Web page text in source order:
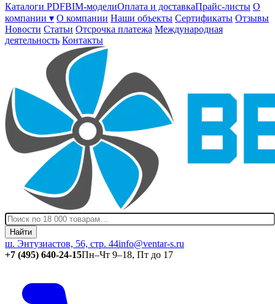
Каталоги PDFBIM-моделиОплата и доставкаПрайс-листы О
компании ▾ О компании Наши объекты Сертификаты Отзывы
Новости Статьи Отсрочка платежа Международная
деятельность Контакты
Найти
ш. Энтузиастов, 56, стр. 44info@ventar-s.ru
+7 (495) 640-24-15Пн–Чт 9–18, Пт до 17